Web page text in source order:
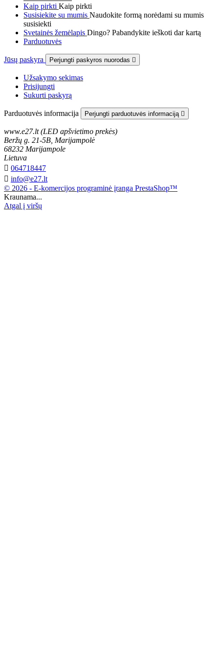
Kaip pirkti Kaip pirkti
Susisiekite su mumis Naudokite formą norėdami su mumis
susisiekti
Svetainės žemėlapis Dingo? Pabandykite ieškoti dar kartą
Parduotuvės
Jūsų paskyra Perjungti paskyros nuorodas 
Užsakymo sekimas
Prisijungti
Sukurti paskyrą
Parduotuvės informacija Perjungti parduotuvės informaciją 
www.e27.lt (LED apšvietimo prekės)
Beržų g. 21-5B, Marijampolė
68232 Marijampole
Lietuva
 064718447
 info@e27.lt
© 2026 - E-komercijos programinė įranga PrestaShop™
Kraunama...
Atgal į viršų